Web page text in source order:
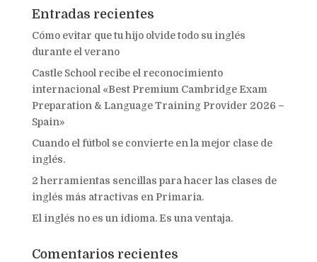
Entradas recientes
Cómo evitar que tu hijo olvide todo su inglés
durante el verano
Castle School recibe el reconocimiento
internacional «Best Premium Cambridge Exam
Preparation & Language Training Provider 2026 –
Spain»
Cuando el fútbol se convierte en la mejor clase de
inglés.
2 herramientas sencillas para hacer las clases de
inglés más atractivas en Primaria.
El inglés no es un idioma. Es una ventaja.
Comentarios recientes